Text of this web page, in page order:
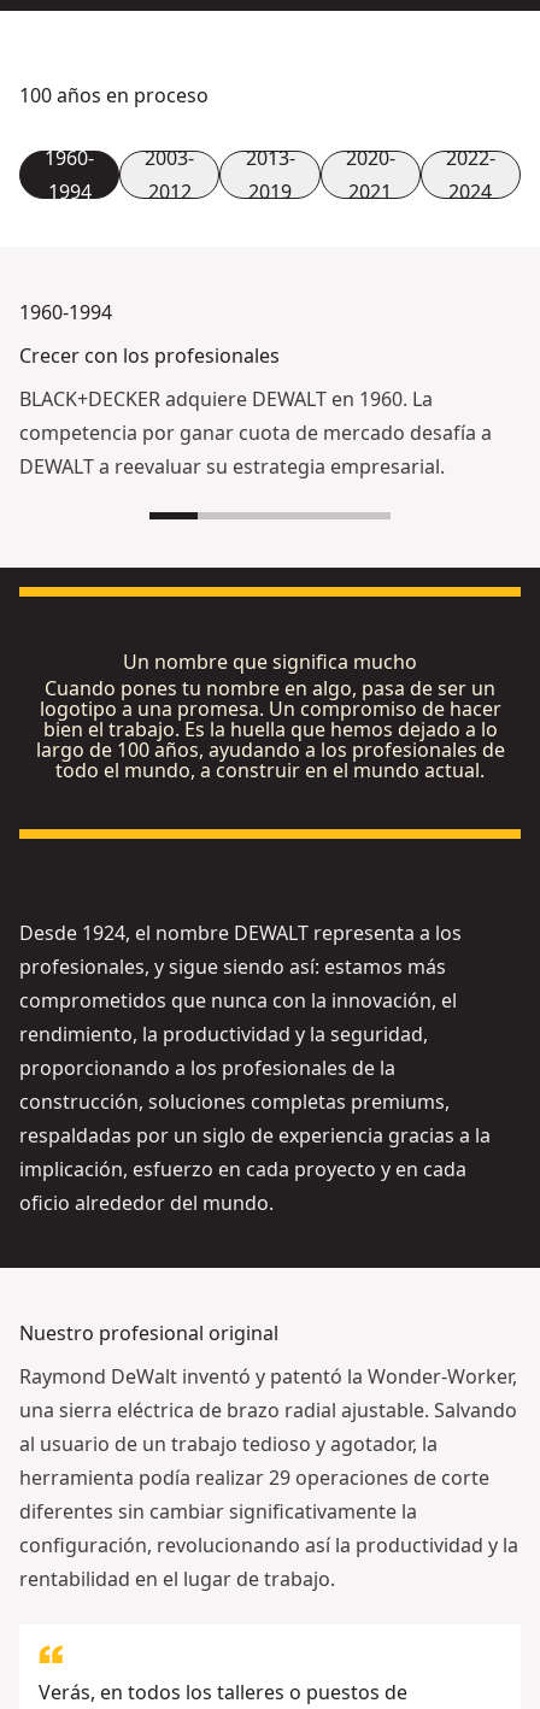
100 años en proceso
1960-
1994
2003-
2012
2013-
2019
2020-
2021
2022-
2024
1960-1994
Crecer con los profesionales
BLACK+DECKER adquiere DEWALT en 1960. La
competencia por ganar cuota de mercado desafía a
DEWALT a reevaluar su estrategia empresarial.
Un nombre que significa mucho
Cuando pones tu nombre en algo, pasa de ser un
logotipo a una promesa. Un compromiso de hacer
bien el trabajo. Es la huella que hemos dejado a lo
largo de 100 años, ayudando a los profesionales de
todo el mundo, a construir en el mundo actual.
Desde 1924, el nombre DEWALT representa a los
profesionales, y sigue siendo así: estamos más
comprometidos que nunca con la innovación, el
rendimiento, la productividad y la seguridad,
proporcionando a los profesionales de la
construcción, soluciones completas premiums,
respaldadas por un siglo de experiencia gracias a la
implicación, esfuerzo en cada proyecto y en cada
oficio alrededor del mundo.
Nuestro profesional original
Raymond DeWalt inventó y patentó la Wonder-Worker,
una sierra eléctrica de brazo radial ajustable. Salvando
al usuario de un trabajo tedioso y agotador, la
herramienta podía realizar 29 operaciones de corte
diferentes sin cambiar significativamente la
configuración, revolucionando así la productividad y la
rentabilidad en el lugar de trabajo.
Verás, en todos los talleres o puestos de